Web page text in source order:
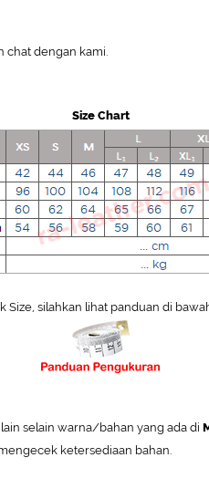
chat dengan kami.
Size Chart
Size, silahkan lihat panduan di
selain warna/bahan yang ada di
ketersediaan bahan.